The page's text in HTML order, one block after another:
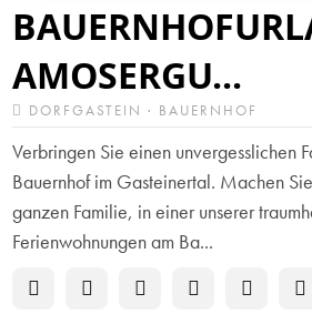
AMOSERGU...
DORFGASTEIN · BAUERNHOF
Verbringen Sie einen unvergesslichen
Bauernhof im Gasteinertal. Machen
ganzen Familie, in einer unserer
Ferienwohnungen am Ba...